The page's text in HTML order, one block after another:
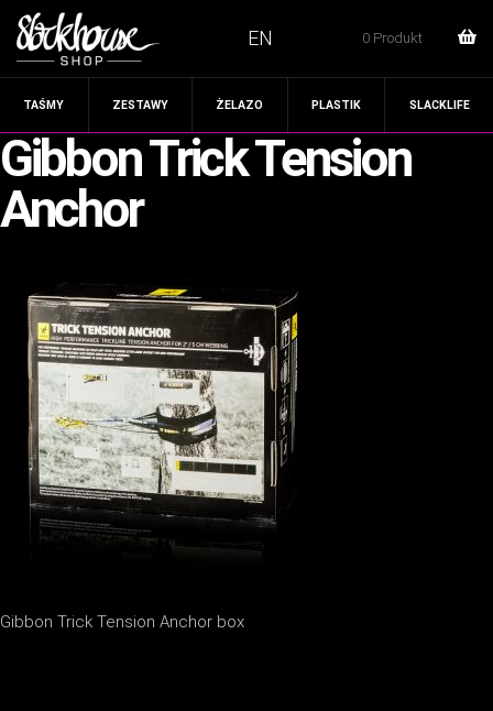
0 Produkt
EN
TAŚMY ZESTAWY ŻELAZO PLASTIK SLACKLIFE
Gibbon Trick Tension
Anchor
Gibbon Trick Tension Anchor box